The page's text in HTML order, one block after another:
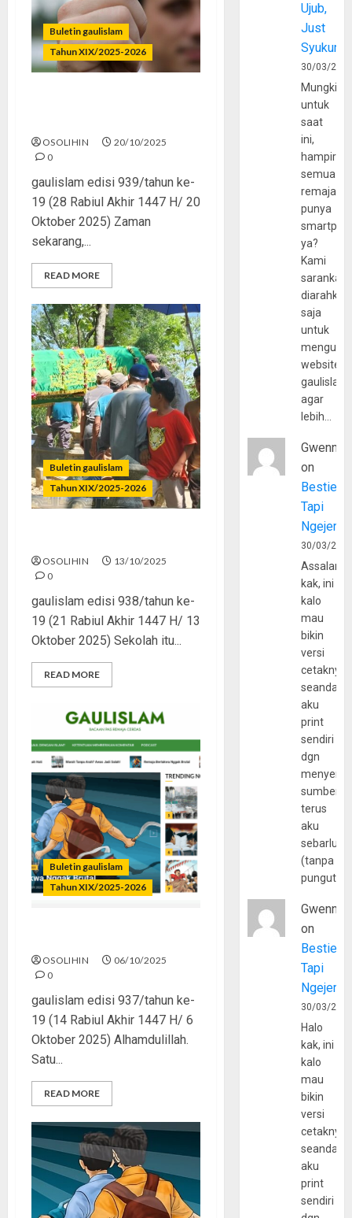
Buletin gaulislam
Tahun XIX/2025-2026
OSOLIHIN
20/10/2025
0
gaulislam edisi 939/tahun ke-
19 (28 Rabiul Akhir 1447 H/ 20
Oktober 2025) Zaman
sekarang,...
READ MORE
Buletin gaulislam
Tahun XIX/2025-2026
OSOLIHIN
13/10/2025
0
gaulislam edisi 938/tahun ke-
19 (21 Rabiul Akhir 1447 H/ 13
Oktober 2025) Sekolah itu...
READ MORE
Buletin gaulislam
Tahun XIX/2025-2026
OSOLIHIN
06/10/2025
0
gaulislam edisi 937/tahun ke-
19 (14 Rabiul Akhir 1447 H/ 6
Oktober 2025) Alhamdulillah.
Satu...
READ MORE
Ujub,
Just
Syukur
30/03/
Mungkin
untuk
saat
ini,
hampir
semua
remaja
punya
ya?
Kami
sarankan,
diarahkan
saja
untuk
website
agar
lebih…
Gwenny
on
Bestie
Tapi
30/03/
kak, ini
kalo
mau
bikin
versi
cetaknya
aku
print
sendiri
dgn
sumber
terus
aku
(tanpa
Gwenny
on
Bestie
Tapi
30/03/
Halo
kak, ini
kalo
mau
bikin
versi
cetaknya
aku
print
sendiri